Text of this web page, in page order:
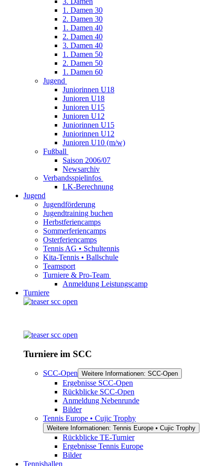
1. Damen 30
2. Damen 30
1. Damen 40
2. Damen 40
3. Damen 40
1. Damen 50
2. Damen 50
1. Damen 60
Jugend
Juniorinnen U18
Junioren U18
Junioren U15
Junioren U12
Juniorinnen U15
Juniorinnen U12
Junioren U10 (m/w)
Fußball
Saison 2006/07
Newsarchiv
Verbandsspielinfos
LK-Berechnung
Jugend
Jugendförderung
Jugendtraining buchen
Herbstferiencamps
Sommerferiencamps
Osterferiencamps
Tennis AG • Schultennis
Kita-Tennis • Ballschule
Teamsport
Turniere & Pro-Team
Anmeldung Leistungscamp
Turniere
Turniere im SCC
SCC-Open Weitere Informationen: SCC-Open
Ergebnisse SCC-Open
Rückblicke SCC-Open
Anmeldung Nebenrunde
Bilder
Tennis Europe • Cujic Trophy
Weitere Informationen: Tennis Europe • Cujic Trophy
Rückblicke TE-Turnier
Ergebnisse Tennis Europe
Bilder
Tennishallen